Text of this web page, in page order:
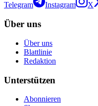
Telegram Instagram X
Über uns
Über uns
Blattlinie
Redaktion
Unterstützen
Abonnieren